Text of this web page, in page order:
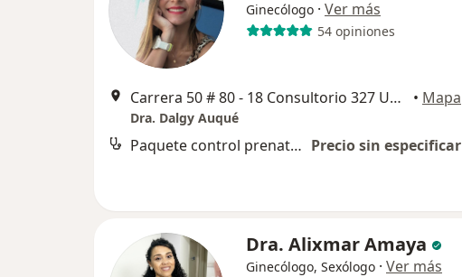
Ginecólogo · Ver más
54 opiniones
Carrera 50 # 80 - 18 Consultorio 327 UNIMEC, Barranquilla • Mapa
Dra. Dalgy Auqué
Paquete control prenatal y atención al parto Precio sin especificar
Dra. Alixmar Amaya
Ginecólogo, Sexólogo · Ver más